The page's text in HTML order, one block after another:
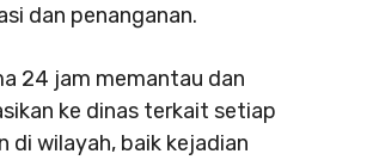
dan penanganan.
24 jam memantau dan
ke dinas terkait setiap
di wilayah, baik kejadian